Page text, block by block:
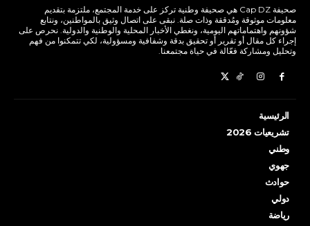
صحيفة Cap DZ هي صحيفة وطنية تركز على خدمة المجتمع، ملتزمة بتقديم
معلومات موثوقة ومُدققة وذات صلة. نبقى على اتصال وثيق بالمواطنين، ونتابع
شؤونهم واهتماماتهم اليومية، ونغطي الأخبار المحلية والوطنية والدولية. نحرص على
إجراء كل مقال أو تقرير أو تحقيق بدقة وشفافية ومسؤولية، لكي تتمكنوا من فهم
وتحليل ومشاركة فعّالة في حياة مجتمعنا.
الرئيسية
تشريعيات 2026
وطني
جهوي
حوادث
دولي
رياضة